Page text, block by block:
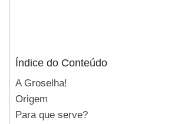
Índice do Conteúdo
A Groselha!
Origem
Para que serve?